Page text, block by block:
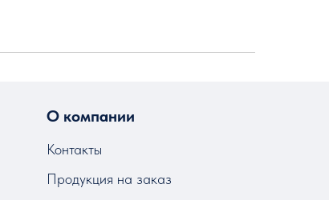
О компании
Контакты
Продукция на заказ